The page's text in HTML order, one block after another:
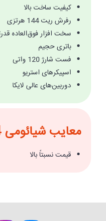
کیفیت ساخت بالا
رفرش ریت 144 هرتزی
سخت افزار فوق‌العاده
باتری حجیم
فست شارژ 120 واتی
اسپیکرهای استریو
دوربین‌های عالی لایکا
معایب شیائومی 14 تی پرو :
قیمت نسبتاً بالا